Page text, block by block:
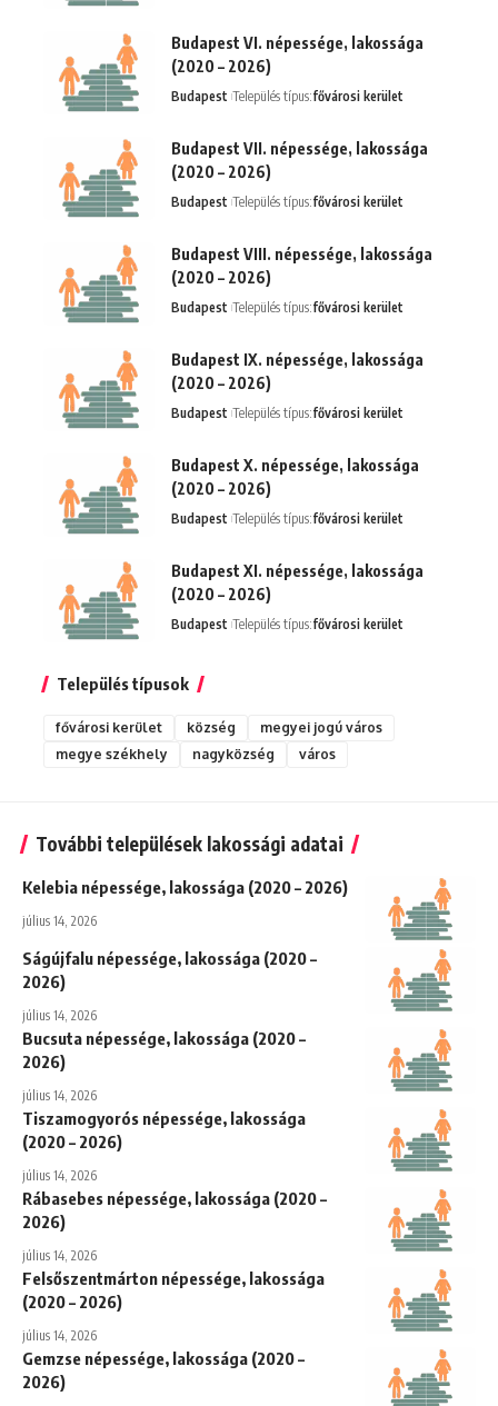
Budapest VI. népessége, lakossága
(2020 – 2026)
Budapest Település típus:fővárosi kerület
Budapest VII. népessége, lakossága
(2020 – 2026)
Budapest Település típus:fővárosi kerület
Budapest VIII. népessége, lakossága
(2020 – 2026)
Budapest Település típus:fővárosi kerület
Budapest IX. népessége, lakossága
(2020 – 2026)
Budapest Település típus:fővárosi kerület
Budapest X. népessége, lakossága
(2020 – 2026)
Budapest Település típus:fővárosi kerület
Budapest XI. népessége, lakossága
(2020 – 2026)
Budapest Település típus:fővárosi kerület
Település típusok
fővárosi kerület község
megyei jogú város
megye székhely
nagyközség város
További települések lakossági adatai
Kelebia népessége, lakossága (2020 – 2026)
július 14, 2026
Ságújfalu népessége, lakossága (2020 –
2026)
július 14, 2026
Bucsuta népessége, lakossága (2020 –
2026)
július 14, 2026
Tiszamogyorós népessége, lakossága
(2020 – 2026)
július 14, 2026
Rábasebes népessége, lakossága (2020 –
2026)
július 14, 2026
Felsőszentmárton népessége, lakossága
(2020 – 2026)
július 14, 2026
Gemzse népessége, lakossága (2020 –
2026)